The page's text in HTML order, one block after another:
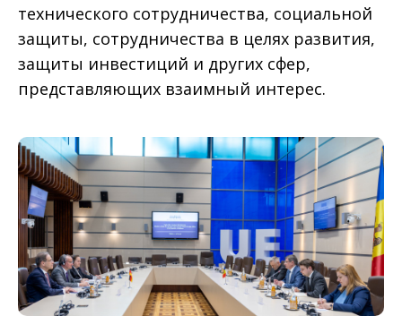
технического сотрудничества, социальной
защиты, сотрудничества в целях развития,
защиты инвестиций и других сфер,
представляющих взаимный интерес.